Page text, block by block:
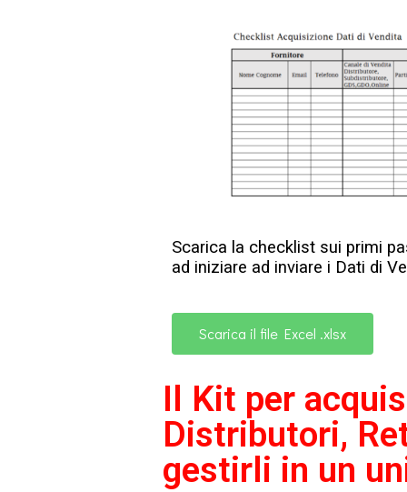
Scarica la checklist sui primi
ad iniziare ad inviare i Dati di
Scarica il file Excel .xlsx
Il Kit per
Distributori,
gestirli in un